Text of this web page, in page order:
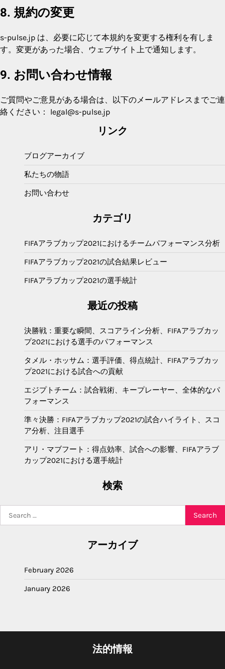
8. 規約の変更
s-pulse.jp は、必要に応じて本規約を変更する権利を有しま
す。変更があった場合、ウェブサイト上で通知します。
9. お問い合わせ情報
ご質問やご意見がある場合は、以下のメールアドレスまでご連
絡ください： legal@s-pulse.jp
リンク
ブログアーカイブ
私たちの物語
お問い合わせ
カテゴリ
FIFAアラブカップ2021におけるチームパフォーマンス分析
FIFAアラブカップ2021の試合結果レビュー
FIFAアラブカップ2021の選手統計
最近の投稿
決勝戦：重要な瞬間、スコアライン分析、FIFAアラブカッ
プ2021における選手のパフォーマンス
タメル・ホッサム：選手評価、得点統計、FIFAアラブカッ
プ2021における試合への貢献
エジプトチーム：試合戦術、キープレーヤー、全体的なパ
フォーマンス
準々決勝：FIFAアラブカップ2021の試合ハイライト、スコ
ア分析、注目選手
アリ・マブフート：得点効率、試合への影響、FIFAアラブ
カップ2021における選手統計
検索
for:
アーカイブ
February 2026
January 2026
法的情報